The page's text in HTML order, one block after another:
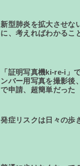
新型肺炎を拡大させな
に、考えればわかるこ
「証明写真機ki-re-i」
ンバー用写真を撮影後
で申請、超簡単だった
発症リスクは日々の歩